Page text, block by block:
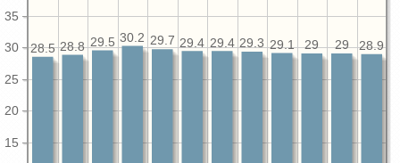
15
20
25
30
35
28.9
29
29
29.1
29.3
29.4
29.4
29.7
30.2
29.5
28.8
28.5